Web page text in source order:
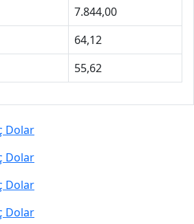
7.844,00
64,12
55,62
Dolar
Dolar
Dolar
Dolar